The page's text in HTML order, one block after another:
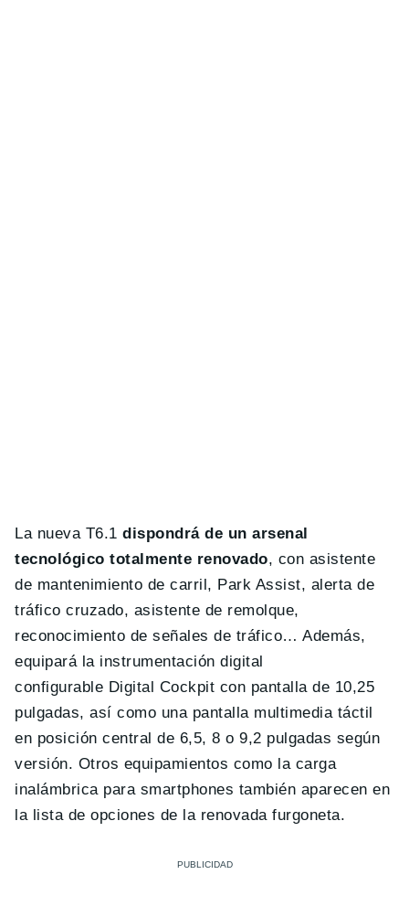
La nueva T6.1dispondrá de un arsenal
tecnológico totalmente renovado, con asistente
de mantenimiento de carril, Park Assist, alerta de
tráfico cruzado, asistente de remolque,
reconocimiento de señales de tráfico… Además,
equipará la instrumentación digital
configurable Digital Cockpit con pantalla de 10,25
pulgadas, así como una pantalla multimedia táctil
en posición central de 6,5, 8 o 9,2 pulgadas según
versión. Otros equipamientos como la carga
inalámbrica para smartphones también aparecen en
la lista de opciones de la renovada furgoneta.